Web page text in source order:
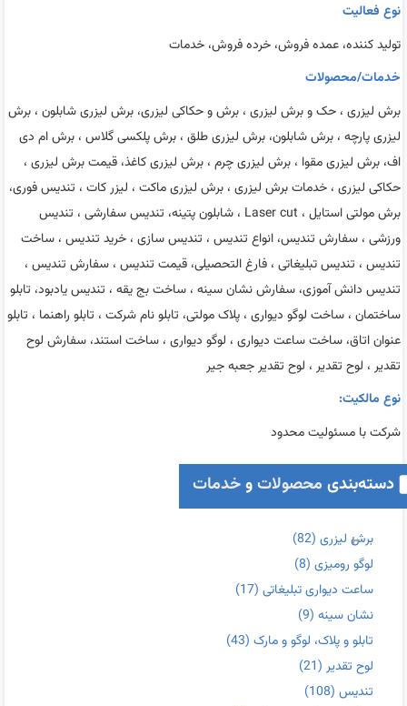
نوع فعالیت
تولید کننده، عمده فروش، خرده فروش، خدمات
خدمات/محصولات
برش لیزری ، حک و برش لیزری ، برش و حکاکی لیزری، برش لیزری شابلون ، برش
لیزری پارچه ، برش شابلون، برش لیزری طلق ، برش پلکسی گلاس ، برش ام دی
اف، برش لیزری مقوا ، برش لیزری چرم ، برش لیزری کاغذ، قیمت برش لیزری ،
حکاکی لیزری ، خدمات برش لیزری ، برش لیزری ماکت ، لیزر کات ، تندیس فوری،
برش مولتی استایل ، Laser cut ، شابلون پتینه، تندیس سفارشی ، تندیس
ورزشی ، سفارش تندیس، انواع تندیس ، تندیس سازی ، خرید تندیس ، ساخت
تندیس ، تندیس تبلیغاتی ، فارغ التحصیلی، قیمت تندیس ، سفارش تندیس ،
تندیس دانش آموزی، سفارش نشان سینه ، ساخت بج یقه ، تندیس یادبود، تابلو
ساختمان ، ساخت لوگو دیواری ، پلاک مولتی، تابلو نام شرکت ، تابلو راهنما ، تابلو
عنوان اتاق، ساخت ساعت دیواری ، لوگو دیواری ، ساخت استند، سفارش لوح
تقدیر ، لوح تقدیر ، لوح تقدیر جعبه جیر
نوع مالکیت:
شرکت با مسئولیت محدود
دسته‌بندی محصولاتوخدمات
برش لیزری (82)
لوگو رومیزی (8)
ساعت دیواری تبلیغاتی (17)
نشان سینه (9)
تابلو و پلاک، لوگو و مارک (43)
لوح تقدیر (21)
تندیس (108)